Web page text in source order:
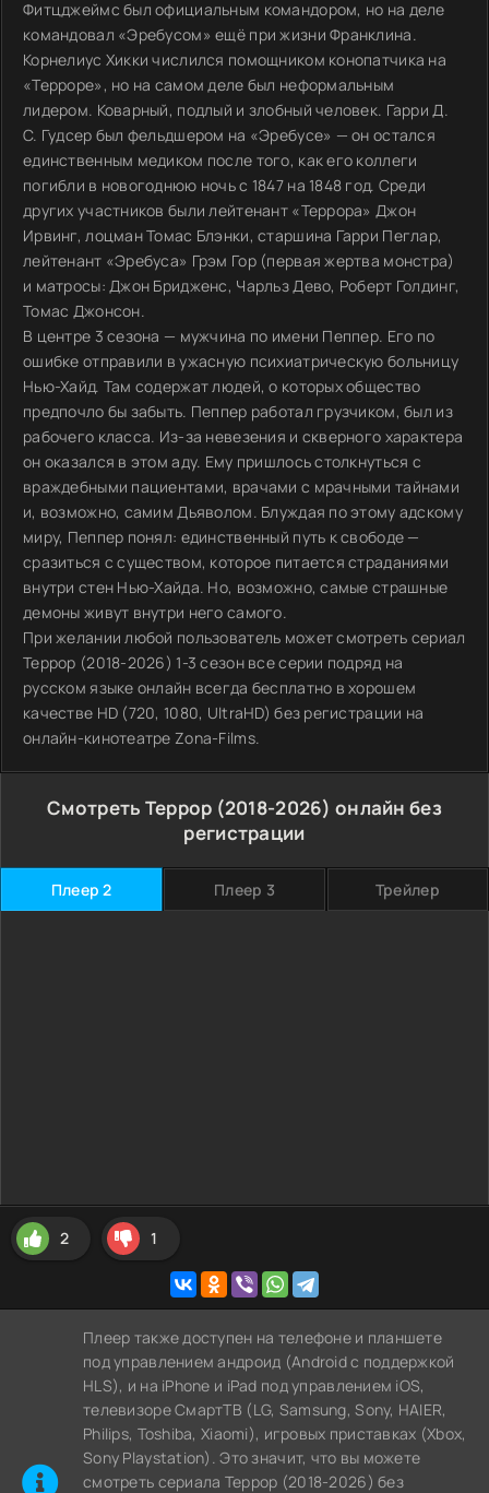
Фитцджеймс был официальным командором, но на деле
командовал «Эребусом» ещё при жизни Франклина.
Корнелиус Хикки числился помощником конопатчика на
«Терроре», но на самом деле был неформальным
лидером. Коварный, подлый и злобный человек. Гарри Д.
С. Гудсер был фельдшером на «Эребусе» — он остался
единственным медиком после того, как его коллеги
погибли в новогоднюю ночь с 1847 на 1848 год. Среди
других участников были лейтенант «Террора» Джон
Ирвинг, лоцман Томас Блэнки, старшина Гарри Пеглар,
лейтенант «Эребуса» Грэм Гор (первая жертва монстра)
и матросы: Джон Бридженс, Чарльз Дево, Роберт Голдинг,
Томас Джонсон.
В центре 3 сезона — мужчина по имени Пеппер. Его по
ошибке отправили в ужасную психиатрическую больницу
Нью-Хайд. Там содержат людей, о которых общество
предпочло бы забыть. Пеппер работал грузчиком, был из
рабочего класса. Из-за невезения и скверного характера
он оказался в этом аду. Ему пришлось столкнуться с
враждебными пациентами, врачами с мрачными тайнами
и, возможно, самим Дьяволом. Блуждая по этому адскому
миру, Пеппер понял: единственный путь к свободе —
сразиться с существом, которое питается страданиями
внутри стен Нью-Хайда. Но, возможно, самые страшные
демоны живут внутри него самого.
При желании любой пользователь может смотреть сериал
Террор (2018-2026) 1-3 сезон все серии подряд на
русском языке онлайн всегда бесплатно в хорошем
качестве HD (720, 1080, UltraHD) без регистрации на
онлайн-кинотеатре Zona-Films.
Смотреть Террор (2018-2026) онлайн без
регистрации
Плеер 2 Плеер 3 Трейлер
2 1
Плеер также доступен на телефоне и планшете
под управлением андроид (Android с поддержкой
HLS), и на iPhone и iPad под управлением iOS,
телевизоре СмартТВ (LG, Samsung, Sony, HAIER,
Philips, Toshiba, Xiaomi), игровых приставках (Xbox,
Sony Playstation). Это значит, что вы можете
cмотреть сериала Террор (2018-2026) без